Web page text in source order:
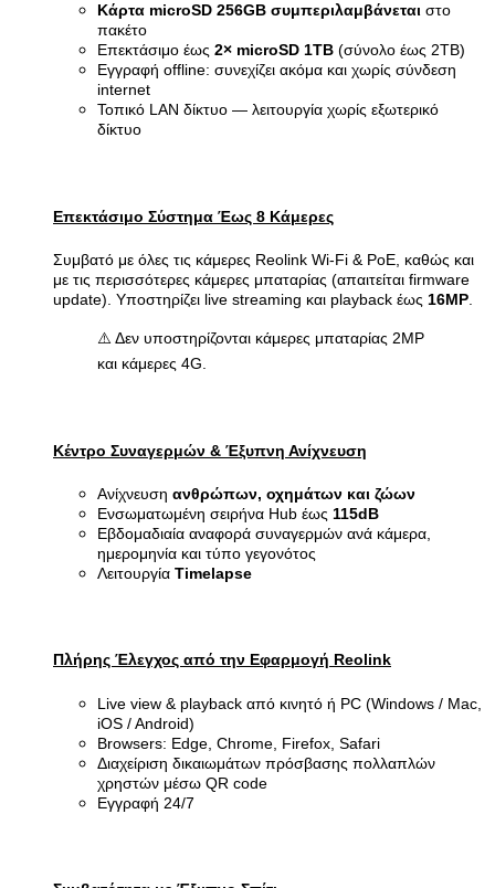
Κάρτα microSD 256GB συμπεριλαμβάνεται στο
πακέτο
Επεκτάσιμο έως 2× microSD 1TB (σύνολο έως 2TB)
Εγγραφή offline: συνεχίζει ακόμα και χωρίς σύνδεση
internet
Τοπικό LAN δίκτυο — λειτουργία χωρίς εξωτερικό
δίκτυο
Επεκτάσιμο Σύστημα Έως 8 Κάμερες
Συμβατό με όλες τις κάμερες Reolink Wi-Fi & PoE, καθώς και
με τις περισσότερες κάμερες μπαταρίας (απαιτείται firmware
update). Υποστηρίζει live streaming και playback έως 16MP
⚠️ Δεν υποστηρίζονται κάμερες μπαταρίας 2MP
και κάμερες 4G.
Κέντρο Συναγερμών & Έξυπνη Ανίχνευση
Ανίχνευση ανθρώπων, οχημάτων και ζώων
Ενσωματωμένη σειρήνα Hub έως 115dB
Εβδομαδιαία αναφορά συναγερμών ανά κάμερα,
ημερομηνία και τύπο γεγονότος
Λειτουργία Timelapse
Πλήρης Έλεγχος από την Εφαρμογή Reolink
Live view & playback από κινητό ή PC (Windows / Mac,
iOS / Android)
Browsers: Edge, Chrome, Firefox, Safari
Διαχείριση δικαιωμάτων πρόσβασης πολλαπλών
χρηστών μέσω QR code
Εγγραφή 24/7